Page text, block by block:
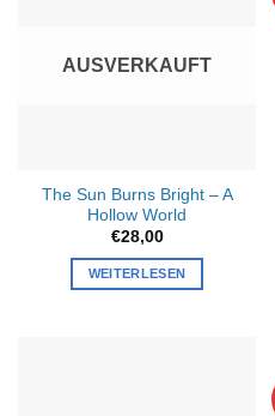
AUSVERKAUFT
The Sun Burns Bright – A
Hollow World
€28,00
WEITERLESEN